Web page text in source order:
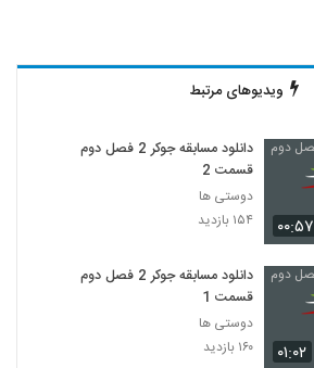
ویدیوهای مرتبط
۰۰:۵۷
دانلود مسابقه جوکر 2 فصل دوم
قسمت 2
دوستی ها
۱۵۴ بازدید
۰۱:۰۲
دانلود مسابقه جوکر 2 فصل دوم
قسمت 1
دوستی ها
۱۶۰ بازدید